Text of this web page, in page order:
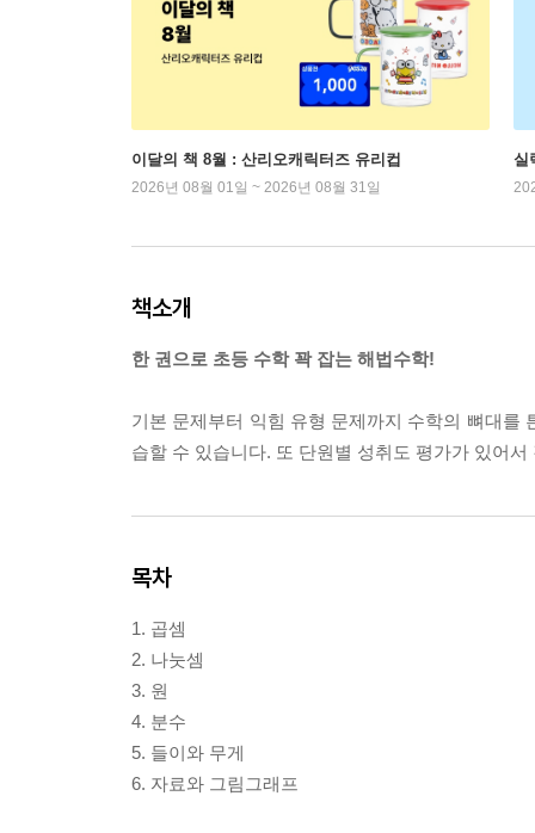
이달의 책 8월 : 산리오캐릭터즈 유리컵
2026년 08월 01일 ~ 2026년 08월 31일
실
책소개
한 권으로 초등 수학 꽉 잡는 해법수학!
기본 문제부터 익힘 유형 문제까지 수학의 뼈대를
습할 수 있습니다. 또 단원별 성취도 평가가 있어
목차
1. 곱셈
2. 나눗셈
3. 원
4. 분수
5. 들이와 무게
6. 자료와 그림그래프